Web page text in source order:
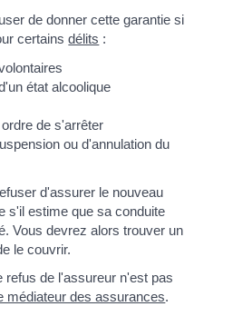
de donner cette garantie si
certainsdélits :
état alcoolique
de s'arrêter
ou d'annulation du
d'assurer le nouveau
s'il estime que sa conduite
Vous devrez alors trouver un
le couvrir.
de l'assureur n'est pas
médiateur des assurances.